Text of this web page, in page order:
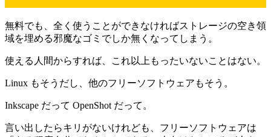
無料でも、全く使うことができなければストレージの空き領
域を埋める邪魔なゴミでしか無くなってしまう。
使える人間からすれば、これ以上もったいないことはない。
Linux もそうだし、他のフリーソフトウェアもそう。
Inkscape だって OpenShot だって。
言い出したらキリがないけれども、フリーソフトウェアは